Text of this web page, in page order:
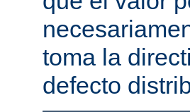
toma la
defecto